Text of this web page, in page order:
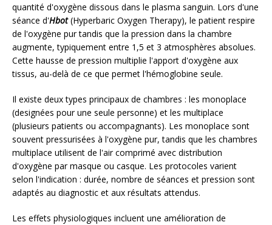
quantité d'oxygène dissous dans le plasma sanguin. Lors d'une
séance d'Hbot(Hyperbaric Oxygen Therapy), le patient respire
de l'oxygène pur tandis que la pression dans la chambre
augmente, typiquement entre 1,5 et 3 atmosphères absolues.
Cette hausse de pression multiplie l'apport d'oxygène aux
tissus, au-delà de ce que permet l'hémoglobine seule.
Il existe deux types principaux de chambres : les monoplace
(designées pour une seule personne) et les multiplace
(plusieurs patients ou accompagnants). Les monoplace sont
souvent pressurisées à l'oxygène pur, tandis que les chambres
multiplace utilisent de l'air comprimé avec distribution
d'oxygène par masque ou casque. Les protocoles varient
selon l'indication : durée, nombre de séances et pression sont
adaptés au diagnostic et aux résultats attendus.
Les effets physiologiques incluent une amélioration de